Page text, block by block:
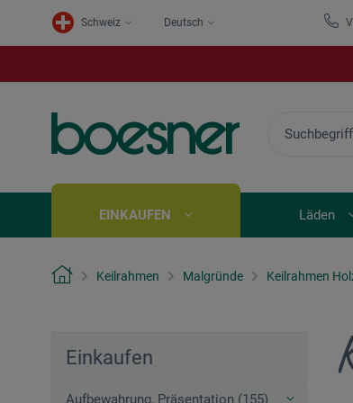
Schweiz Deutsch
EINKAUFEN Läden
Keilrahmen Malgründe Keilrahmen
Einkaufen
Aufbewahrung, Präsentation (155)